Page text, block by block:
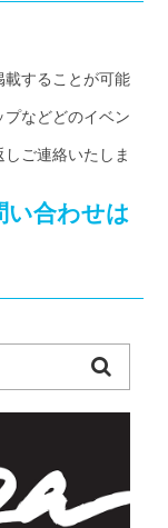
載することが可能
などどのイベン
ご連絡いたしま
い合わせは